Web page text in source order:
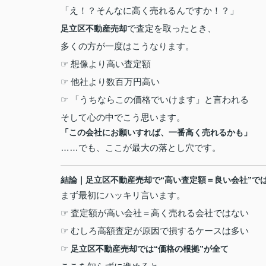
「え！？そんなに高く売れるんですか！？」
足立区不動産売却で査定を取ったとき、
多くの方が一度はこうなります。
☞ 想像より高い査定額
☞ 他社より数百万円高い
☞
「うちならこの価格でいけます」と言われる
そして心の中でこう思います。
「この会社にお願いすれば、一番高く売れるかも」
……でも、ここが最大の落とし穴です。
結論｜足立区不動産売却で“高い査定額＝良い会社”で
まず最初にハッキリ言います。
☞ 査定額が高い会社＝高く売れる会社ではない
☞ むしろ高額査定が原因で損するケースは多い
☞ 足立区不動産売却では“価格の根拠”が全て